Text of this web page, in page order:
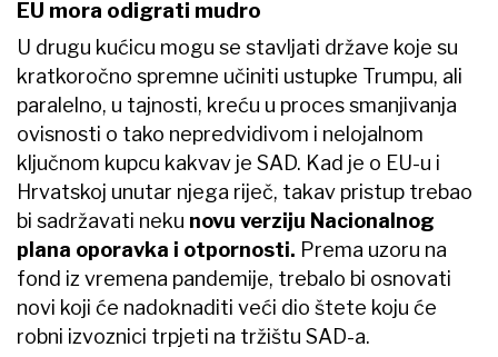
EU mora odigrati mudro
U drugu kućicu mogu se stavljati države koje su
kratkoročno spremne učiniti ustupke Trumpu, ali
paralelno, u tajnosti, kreću u proces smanjivanja
ovisnosti o tako nepredvidivom i nelojalnom
ključnom kupcu kakvav je SAD. Kad je o EU-u i
Hrvatskoj unutar njega riječ, takav pristup trebao
bi sadržavati neku novu verziju Nacionalnog
plana oporavka i otpornosti. Prema uzoru na
fond iz vremena pandemije, trebalo bi osnovati
novi koji će nadoknaditi veći dio štete koju će
robni izvoznici trpjeti na tržištu SAD-a.